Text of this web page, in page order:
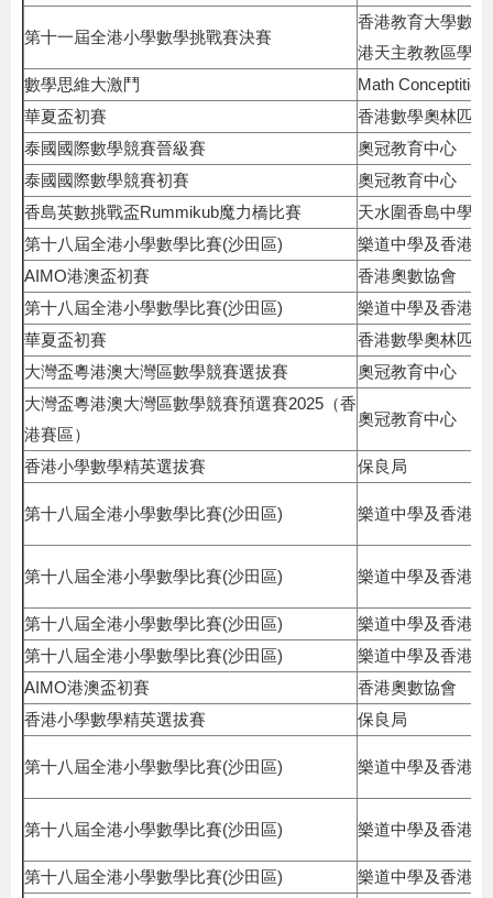
第十一屆全港小學數學挑戰賽決賽
香港教育大學數
港天主教教區學
數學思維大激鬥
Math Conceptition
華夏盃初賽
香港數學奧林匹
泰國國際數學競賽晉級賽
奧冠教育中心
泰國國際數學競賽初賽
奧冠教育中心
香島英數挑戰盃Rummikub魔力橋比賽
天水圍香島中學
第十八屆全港小學數學比賽(沙田區)
樂道中學及香港
AIMO港澳盃初賽
香港奧數協會
第十八屆全港小學數學比賽(沙田區)
樂道中學及香港
華夏盃初賽
香港數學奧林匹
大灣盃粵港澳大灣區數學競賽選拔賽
奧冠教育中心
大灣盃粵港澳大灣區數學競賽預選賽2025（香
港賽區）
奧冠教育中心
香港小學數學精英選拔賽 保良局
第十八屆全港小學數學比賽(沙田區) 樂道中學及香港
第十八屆全港小學數學比賽(沙田區) 樂道中學及香港
第十八屆全港小學數學比賽(沙田區)
樂道中學及香港
第十八屆全港小學數學比賽(沙田區)
樂道中學及香港
AIMO港澳盃初賽
香港奧數協會
香港小學數學精英選拔賽
保良局
第十八屆全港小學數學比賽(沙田區) 樂道中學及香港
第十八屆全港小學數學比賽(沙田區) 樂道中學及香港
第十八屆全港小學數學比賽(沙田區) 樂道中學及香港